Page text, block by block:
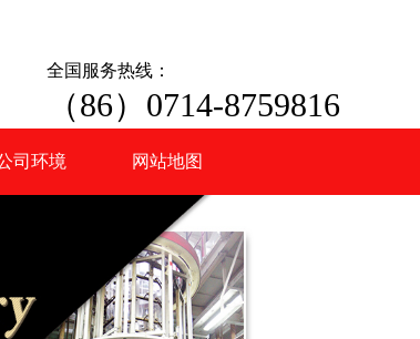
全国服务热线：
（86）0714-8759816
司环境 网站地图